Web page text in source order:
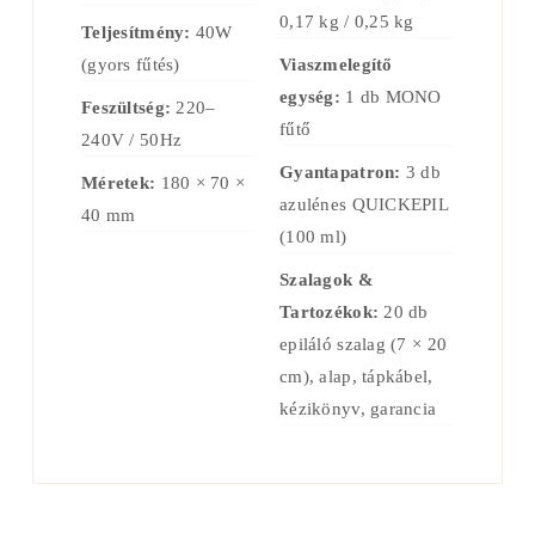
Teljesítmény: 40W
(gyors fűtés)
Feszültség: 220–
240V / 50Hz
Méretek: 180 × 70 ×
40 mm
0,17 kg / 0,25 kg
Viaszmelegítő
egység: 1 db MONO
fűtő
Gyantapatron: 3 db
azulénes QUICKEPIL
(100 ml)
Szalagok &
Tartozékok: 20 db
epiláló szalag (7 × 20
cm), alap, tápkábel,
kézikönyv, garancia